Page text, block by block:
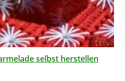
selbst herstellen